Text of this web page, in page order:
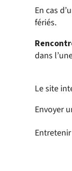
En cas
fériés.
dans
Le site
Envoyer